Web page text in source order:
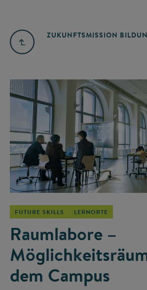
ZUKUNFTSMISSION
FUTURE SKILLS LERNORTE
Raumlabore –
dem Campus